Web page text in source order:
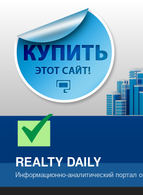
содержимому
REALTY DAILY
Информационно-аналитический портал